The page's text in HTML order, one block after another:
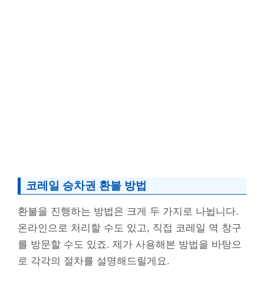
코레일 승차권 환불 방법
환불을 진행하는 방법은 크게 두 가지로 나뉩니다.
온라인으로 처리할 수도 있고, 직접 코레일 역 창구
를 방문할 수도 있죠. 제가 사용해본 방법을 바탕으
로 각각의 절차를 설명해드릴게요.